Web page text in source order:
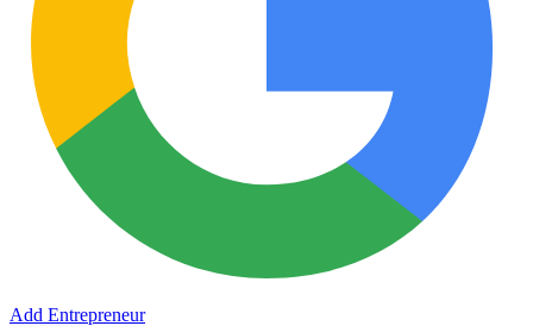
Add Entrepreneur